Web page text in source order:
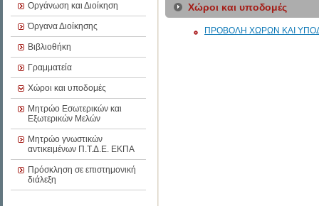
Οργάνωση και Διοίκηση
Όργανα Διοίκησης
Βιβλιοθήκη
Γραμματεία
Χώροι και υποδομές
Μητρώο Εσωτερικών και
Εξωτερικών Μελών
Μητρώο γνωστικών
αντικειμένων Π.Τ.Δ.Ε. ΕΚΠΑ
Πρόσκληση σε επιστημονική
διάλεξη
Χώροι και υποδομές
ΠΡΟΒΟΛΗ ΧΩΡΩΝ ΚΑΙ